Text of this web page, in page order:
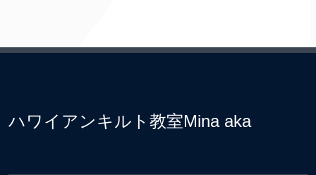
ハワイアンキルト教室Mina aka